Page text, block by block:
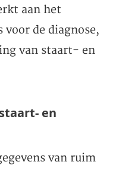
aan het
de diagnose,
van staart- en
en
van ruim